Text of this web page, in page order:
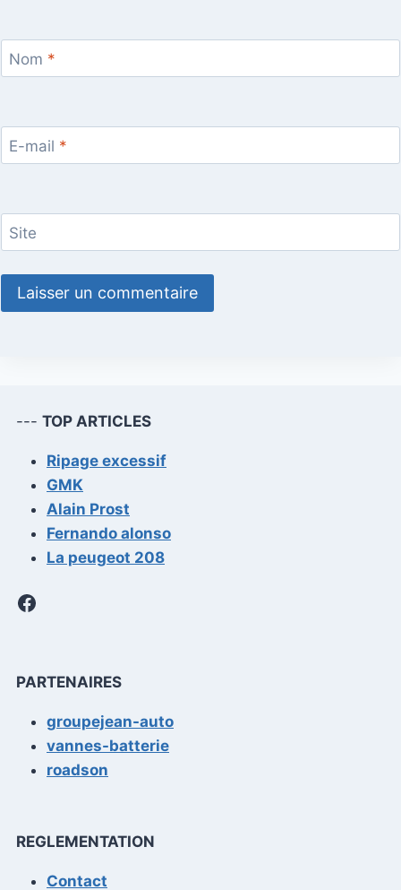
Nom *
E-mail *
Site
--- TOP ARTICLES
Ripage excessif
GMK
Alain Prost
Fernando alonso
La peugeot 208
Facebook
PARTENAIRES
groupejean-auto
vannes-batterie
roadson
REGLEMENTATION
Contact